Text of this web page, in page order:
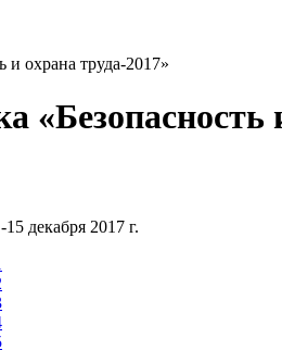
охрана труда-2017»
декабря 2017 г.